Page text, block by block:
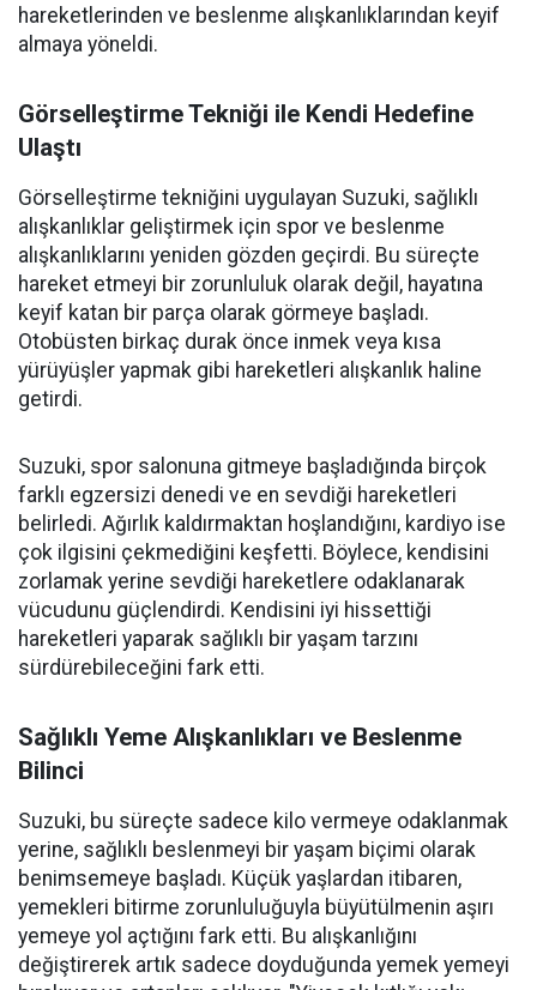
hareketlerinden ve beslenme alışkanlıklarından keyif
almaya yöneldi.
Görselleştirme Tekniği ile Kendi Hedefine
Ulaştı
Görselleştirme tekniğini uygulayan Suzuki, sağlıklı
alışkanlıklar geliştirmek için spor ve beslenme
alışkanlıklarını yeniden gözden geçirdi. Bu süreçte
hareket etmeyi bir zorunluluk olarak değil, hayatına
keyif katan bir parça olarak görmeye başladı.
Otobüsten birkaç durak önce inmek veya kısa
yürüyüşler yapmak gibi hareketleri alışkanlık haline
getirdi.
Suzuki, spor salonuna gitmeye başladığında birçok
farklı egzersizi denedi ve en sevdiği hareketleri
belirledi. Ağırlık kaldırmaktan hoşlandığını, kardiyo ise
çok ilgisini çekmediğini keşfetti. Böylece, kendisini
zorlamak yerine sevdiği hareketlere odaklanarak
vücudunu güçlendirdi. Kendisini iyi hissettiği
hareketleri yaparak sağlıklı bir yaşam tarzını
sürdürebileceğini fark etti.
Sağlıklı Yeme Alışkanlıkları ve Beslenme
Bilinci
Suzuki, bu süreçte sadece kilo vermeye odaklanmak
yerine, sağlıklı beslenmeyi bir yaşam biçimi olarak
benimsemeye başladı. Küçük yaşlardan itibaren,
yemekleri bitirme zorunluluğuyla büyütülmenin aşırı
yemeye yol açtığını fark etti. Bu alışkanlığını
değiştirerek artık sadece doyduğunda yemek yemeyi